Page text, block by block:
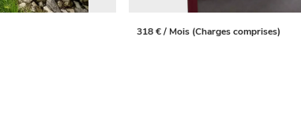
318 € / Mois (Charges comprises)